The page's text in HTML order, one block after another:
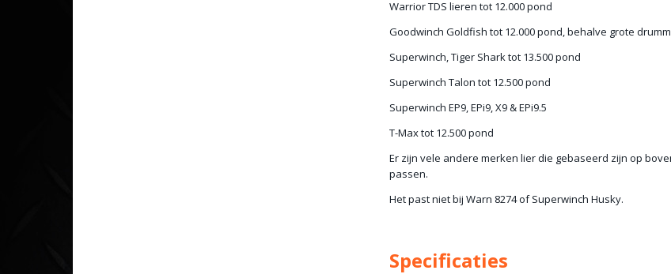
Warrior TDS lieren tot 12.000 pond
Goodwinch Goldfish tot 12.000 pond, behalve grote
Superwinch, Tiger Shark tot 13.500 pond
Superwinch Talon tot 12.500 pond
Superwinch EP9, EPi9, X9 & EPi9.5
T-Max tot 12.500 pond
Er zijn vele andere merken lier die gebaseerd zijn op
passen.
Het past niet bij Warn 8274 of Superwinch Husky.
Specificaties